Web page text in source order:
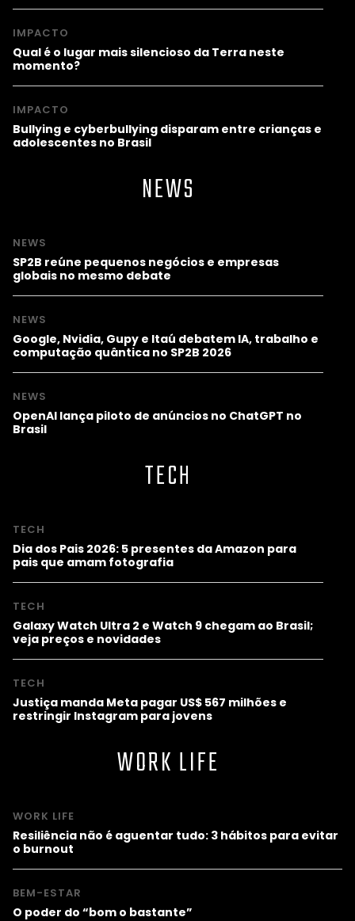
IMPACTO
Qual é o lugar mais silencioso da Terra neste
momento?
IMPACTO
Bullying e cyberbullying disparam entre crianças e
adolescentes no Brasil
NEWS
NEWS
SP2B reúne pequenos negócios e empresas
globais no mesmo debate
NEWS
Google, Nvidia, Gupy e Itaú debatem IA, trabalho e
computação quântica no SP2B 2026
NEWS
OpenAI lança piloto de anúncios no ChatGPT no
Brasil
TECH
TECH
Dia dos Pais 2026: 5 presentes da Amazon para
pais que amam fotografia
TECH
Galaxy Watch Ultra 2 e Watch 9 chegam ao Brasil;
veja preços e novidades
TECH
Justiça manda Meta pagar US$ 567 milhões e
restringir Instagram para jovens
WORK LIFE
WORK LIFE
Resiliência não é aguentar tudo: 3 hábitos para evitar
o burnout
BEM-ESTAR
O poder do “bom o bastante”